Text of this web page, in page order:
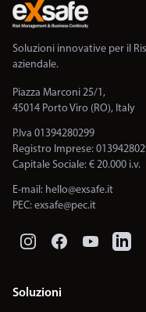
Soluzioni innovative per il
aziendale.
Piazza Marconi 25/1,
45014 Porto Viro (RO), Italy
P.Iva 01394280299
Registro Imprese:
Capitale Sociale: € 20.000 i.v.
E-mail: hello@exsafe.it
PEC:exsafe@pec.it
Soluzioni